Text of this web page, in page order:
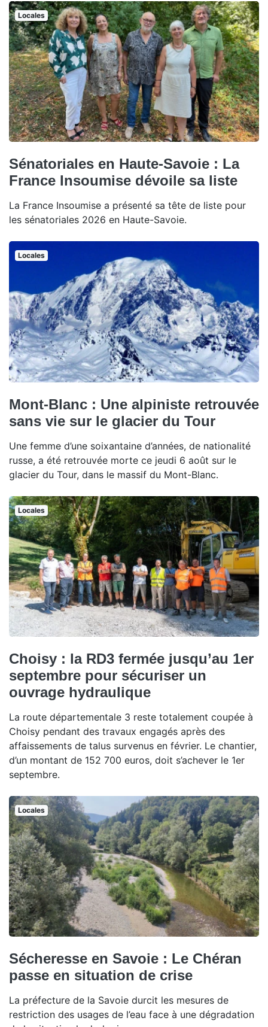
Locales
Sénatoriales en Haute-Savoie : La
France Insoumise dévoile sa liste
La France Insoumise a présenté sa tête de liste pour
les sénatoriales 2026 en Haute-Savoie.
Locales
Mont-Blanc : Une alpiniste retrouvée
sans vie sur le glacier du Tour
Une femme d’une soixantaine d’années, de nationalité
russe, a été retrouvée morte ce jeudi 6 août sur le
glacier du Tour, dans le massif du Mont-Blanc.
Locales
Choisy : la RD3 fermée jusqu’au 1er
septembre pour sécuriser un
ouvrage hydraulique
La route départementale 3 reste totalement coupée à
Choisy pendant des travaux engagés après des
affaissements de talus survenus en février. Le chantier,
d’un montant de 152 700 euros, doit s’achever le 1er
septembre.
Locales
Sécheresse en Savoie : Le Chéran
passe en situation de crise
La préfecture de la Savoie durcit les mesures de
restriction des usages de l’eau face à une dégradation